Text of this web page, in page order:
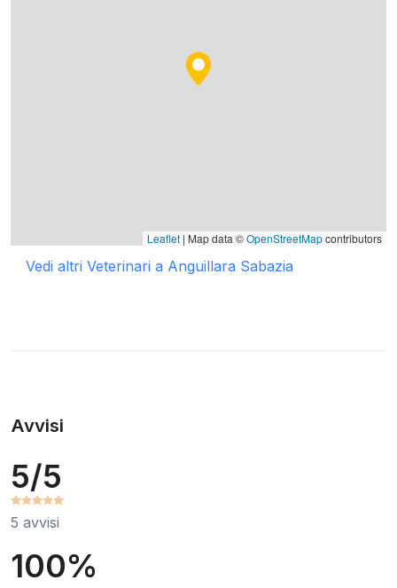
Leaflet | Map data ©OpenStreetMapcontributors
Vedi altri Veterinari a Anguillara Sabazia
Avvisi
5/5
5 avvisi
100%